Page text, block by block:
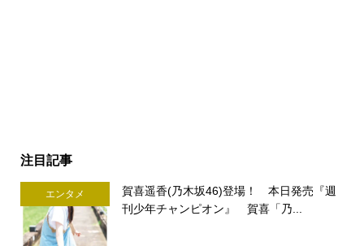
注目記事
エンタメ
賀喜遥香(乃木坂46)登場！ 本日発売『週
刊少年チャンピオン』 賀喜「乃...